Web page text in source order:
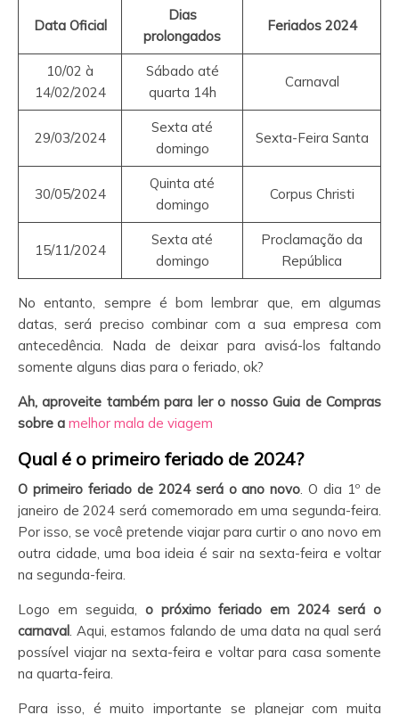
Data Oficial
Dias
prolongados
Feriados 2024
10/02 à
14/02/2024
Sábado até
quarta 14h
Carnaval
29/03/2024
Sexta até
domingo
Sexta-Feira Santa
30/05/2024
Quinta até
domingo
Corpus Christi
15/11/2024
Sexta até
domingo
Proclamação da
República
No entanto, sempre é bom lembrar que, em algumas
datas, será preciso combinar com a sua empresa com
antecedência. Nada de deixar para avisá-los faltando
somente alguns dias para o feriado, ok?
Ah, aproveite também para ler o nosso Guia de Compras
sobre a melhor mala de viagem
Qual é o primeiro feriado de 2024?
O primeiro feriado de 2024 será o ano novo. O dia 1º de
janeiro de 2024 será comemorado em uma segunda-feira.
Por isso, se você pretende viajar para curtir o ano novo em
outra cidade, uma boa ideia é sair na sexta-feira e voltar
na segunda-feira.
Logo em seguida, o próximo feriado em 2024 será o
carnaval. Aqui, estamos falando de uma data na qual será
possível viajar na sexta-feira e voltar para casa somente
na quarta-feira.
Para isso, é muito importante se planejar com muita